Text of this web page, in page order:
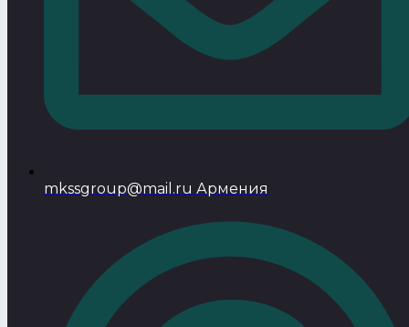
mkssgroup@mail.ru Армения